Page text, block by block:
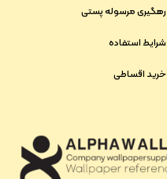
رهگیری مرسوله پستی
شرایط استفاده
خرید اقساطی